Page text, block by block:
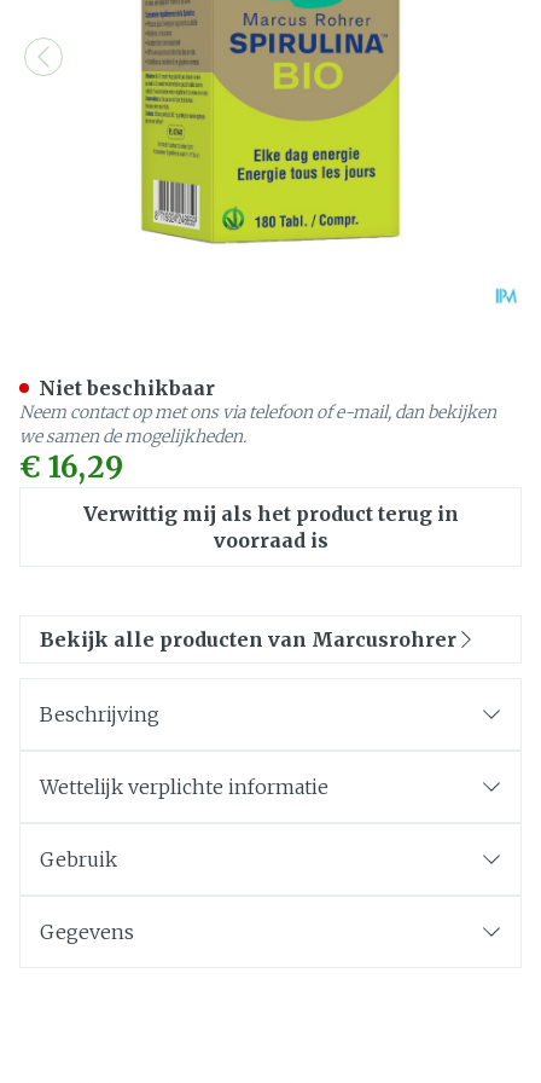
€ 16,29
Verwittig mij als het product terug in
voorraad is
Niet beschikbaar
Neem contact op met ons via telefoon of e-mail, dan bekijken
we samen de mogelijkheden.
Bekijk alle producten van Marcusrohrer
Beschrijving
Wettelijk verplichte informatie
Gebruik
Gegevens